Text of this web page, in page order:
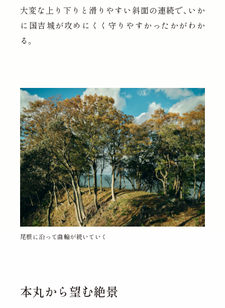
大変な上り下りと滑りやすい斜面の連続で、いか
に国吉城が攻めにくく守りやすかったかがわか
る。
尾根に沿って曲輪が続いていく
本丸から望む絶景